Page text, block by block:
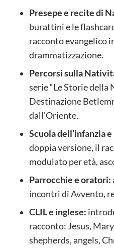
Presepe e recite di
burattini e le
racconto evangelico
drammatizzazione.
Percorsi sulla
serie “Le Storie della
Destinazione
dall’Oriente.
Scuola dell’infanzia
doppia versione, il
modulato per età,
Parrocchie e oratori:
incontri di Avvento,
CLIL e inglese:
racconto: Jesus,
shepherds, angels,